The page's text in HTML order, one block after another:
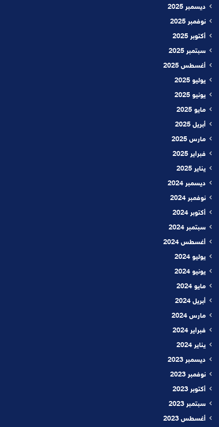
ديسمبر 2025
نوفمبر 2025
أكتوبر 2025
سبتمبر 2025
أغسطس 2025
يوليو 2025
يونيو 2025
مايو 2025
أبريل 2025
مارس 2025
فبراير 2025
يناير 2025
ديسمبر 2024
نوفمبر 2024
أكتوبر 2024
سبتمبر 2024
أغسطس 2024
يوليو 2024
يونيو 2024
مايو 2024
أبريل 2024
مارس 2024
فبراير 2024
يناير 2024
ديسمبر 2023
نوفمبر 2023
أكتوبر 2023
سبتمبر 2023
أغسطس 2023